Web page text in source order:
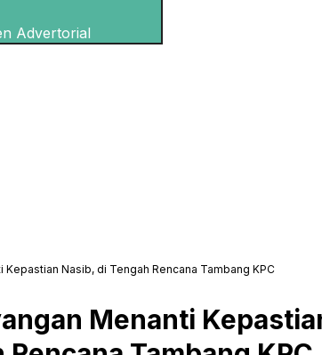
Advertorial
Kepastian Nasib, di Tengah Rencana Tambang KPC
Menanti